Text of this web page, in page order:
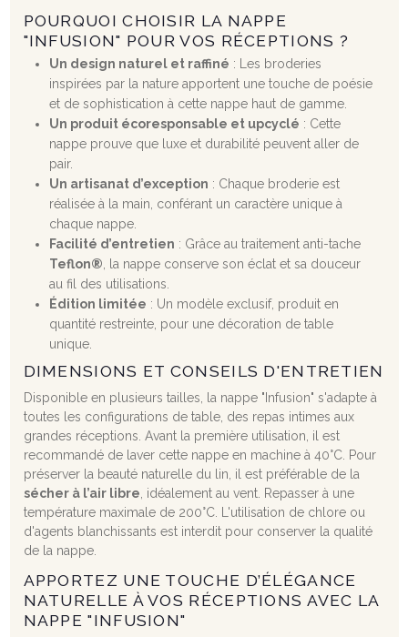
POURQUOI CHOISIR LA NAPPE
"INFUSION" POUR VOS RÉCEPTIONS ?
Un design naturel et raffiné : Les broderies
inspirées par la nature apportent une touche de poésie
et de sophistication à cette nappe haut de gamme.
Un produit écoresponsable et upcyclé : Cette
nappe prouve que luxe et durabilité peuvent aller de
pair.
Un artisanat d’exception : Chaque broderie est
réalisée à la main, conférant un caractère unique à
chaque nappe.
Facilité d’entretien : Grâce au traitement anti-tache
Teflon® , la nappe conserve son éclat et sa douceur
au fil des utilisations.
Édition limitée : Un modèle exclusif, produit en
quantité restreinte, pour une décoration de table
unique.
DIMENSIONS ET CONSEILS D'ENTRETIEN
Disponible en plusieurs tailles, la nappe "Infusion" s'adapte à
toutes les configurations de table, des repas intimes aux
grandes réceptions. Avant la première utilisation, il est
recommandé de laver cette nappe en machine à 40°C. Pour
préserver la beauté naturelle du lin, il est préférable de la
sécher à l’air libre , idéalement au vent. Repasser à une
température maximale de 200°C. L'utilisation de chlore ou
d'agents blanchissants est interdit pour conserver la qualité
de la nappe.
APPORTEZ UNE TOUCHE D’ÉLÉGANCE
NATURELLE À VOS RÉCEPTIONS AVEC LA
NAPPE "INFUSION"